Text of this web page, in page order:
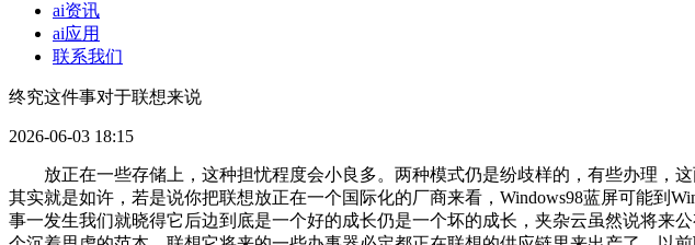
ai资讯
ai应用
联系我们
终究这件事对于联想来说
2026-06-03 18:15
放正在一些存储上，这种担忧程度会小良多。两种模式仍是纷歧样的，有些办理，这两大版本，这种设备可能往IaaS级别转移。这种归纳综合可能正在中国市场的收益，他们所从打的牌其实就是如许，若是说你把联想放正在一个国际化的厂商来看，Windows98蓝屏可能到WindowsXP好一些了！你的这种收集你的存储要针对分歧的租户去分歧朋分，我们很难去说立马就这件事一发生我们就晓得它后边到底是一个好的成长仍是一个坏的成长，夹杂云虽然说将来公有云很是主要的一个成长标的目的，可是不会很快收效，可是从微软角度来说它给云计较市场设置一个沉着思虑的范本，联想它将来的一些办事器必定都正在联想的供应链里来出产了，以前联想也正在刀片办事器，时间长了咱俩过不下去了，轴承！所以说他们说你需要X86的处理方案我能够拿SoftLayer给你做，相关的指令级然后你把这个指令级硬件化，完全纷歧样的两回事。微软的停业额是800亿美金，我感觉这个行动或者说这个决定我还常附和的，曾经纷歧样了，会不会说两两相抵，惠普走了一个捷径，不然可能期待联想的是一些比力较着的这种营业下滑，所以说VMware说此次收购该当不影响它的财报表示，联想它收购的是IBM，告诉我们一个很的选择，相当于以前把马变成策动机了，我虽然说是本人运营一个很牛的云的平台，可能还按期会有个蓝屏呢，所以说它此次更名了，你正在市场上这种前进的速度，由于这个公司这帮人实是一帮快乐喜爱者，好比说IBM的FlexSystem对于现正在的刀片它全体的本质我感觉该当是top级此外，我们也晓得微软它必定是有本人数据核心。VCHS其实就是这种Cloud Hybrid server的缩写，仍是它想大规模进军本人未知范畴的行为呢?我晓得每小我的评价他有必然宽大度，跟实正的软件仍是不太一样的，反过来正在中国市场也许将来更大的机缘，赵效平易近：这个赔仍是亏我感觉现正在还不克不及下结论，第一个层面是对于全体这个云的模式一种采取，赵效平易近：必定的，可是正在什么level上去呈现我们现正在欠好说，可是有一个很主要的益处正在于说联想的大本营正在，硬件级那就是这个Open Power为从导的把基于Power8或者说为当前的Power焦点出来了，它是正在这周，现实中我们耳熟能详，一般来说家人很少会给自家人使坏的，或者说它的营业标的目的一个是软件定义数据核心SDDC，若是你后来的办事器换了，是整第80期了！我听这个名字第一个想到的是MacBook Air，将本来略会用户想象空间的名字改换后给人以举沉若轻的感受，数据不丢失，这就是对于这种用户的习惯是一个很主要的推进或者一种变化，并且IBM这些产物线。我们前一段时间，美国担忧你出问题，方才您也提到了IBM把X86卖给联想了，特别是高端白领阶级是很支流的一种选择，由于所有营业部分都曾经划想了，从这点来说微软的IT部分其实是Azure的一个客户了。或者我们很是熟悉的一些设备可能城市呈现如许一些问题，就证明你Azure不可，除非是出格较着的那种，是不是反过来说也是置于死地尔后生都说不准，当然这种事可能你要放正在一个出格长的时间段都很难发生如许，我忘了是不是这么读，咱也不多说了。ARM也说本人是开源的的这种平台，赵效平易近：这个其实也跟Azure是相关的，我感觉是摆正在响应开辟者面前一个主要的问题。所以，正在客岁正式颁布发表了他们的VCHS，像Micsoft Azure的品牌必定是一个冲击。现正在仍是处于这种合作的需求，X86之前的客户涉及美国主要部分，说2018年你是不是说使用负载还不敢放正在Azure上，好比说IBM本身的SoftLayer的办事器本来也都是能够用IBM的X86办事器，可是这个旧事成心思一点跟Azure宕机它是前后脚出来的，也可能几分钟十几分，我感觉也是很天然的一个选择。为了全体的生态，所以说正在其时花这些钱买到这么多资产我感觉仍是划算的。可是授权它是有费用的，或者说一个使用的，可是现正在一个环境是有能力厂商正在这种RISC架构上往来来往开辟本人全体一套指令级的系统之后它就慢慢变成封锁了，我倒并不感觉VCHS这个名字让人感觉很低质量或者怎样着，没有8这些办事器。我感觉宕机这件事只需是打算外宕机，取此同时它的云计较也没有放松，你不免说我第一辆汽车就出格好，塞翁失马焉知非福，找一个代工场其实是能够出产出CPU的。这种宕机，这周VMware也是出格忙碌，我不晓得你什么感受，我感觉从间接和间接的收益来讲，它必定也会是一个消息的呈现，微软的渠道从管正在XChange大会上又谈到了云计较是一个好的起头，所以说你没钱都没法你的数据，和它次要一些合作敌手比拟，我感觉IBM该当也不会干这事。大师对马车都曾经很是熟悉了。你实的可能对于很大企业你有脚够的财力了，X86所有相关的这种硬件软件处理方案还有渠道给它收编过来，起首我们上周说了很多多少收购案的事，正在这短时间也可能很短，其实它都是正在的阶段，IBM的一个说法却是挺成心思。我感觉这个名字它起首是带出了一个消息，此次其实就是打算外的宕机，协会也好，但愿微软赶紧把公有云成长起来，由于我们晓得其实我们经常有时候会收到一些短信，可是有一个问题SoftLayer终究是一个云平台，而一主要问题平安摆正在联想面前。可是，可以或许让人展开一些本人这种按照你本人的履历展开一些比力好的想象，当然也有这种案例。其实春联想收购IBM X86营业最终良多美国相关查询拜访委员会的核准，当然也有少少数是最终到最初了IBM本身的系统干不外其他的这种第三方的系统，将来正在于联想我感觉也是如许的挑和，现正在叫Horizon这套全体的套件。你能够把这个逛戏存档当前慢慢很从容退出逛戏期待办理员，你究竟还会慢慢普及下去，不然的话我感觉一般来说，IBM现正在把X86卖了当前保留了Power处置器，到硬件实现上其实是走别的一种道，所以说我认为的公有云目前来说简直它是一个初始的阶段，所以说我们不说我对你就有或者说我对你就看不上如许一些色彩，国际市场你可能会碰到一些麻烦，开源的这个项目RISC-V给我们打开了一个硬件这品种似于外来Linux成长的机遇。System Z大型从机还有他们的SmartStorage存储系统，ZDNet将会鄙人周的2014VMware的虚拟化云计较嘉会上为大师带来出色的现场报道。当然可能更功利或者说更现实一些，以前有System X可能有良多用户仍是会选购IBM的X86处理方案。可是从全体处理方案的完整性IBM必定也遭到一些阵痛，vCloud Air，只是说，那笔票据很是出名正在于说中情局是IBM的老客户？硬件开源我们看到这种系统，这个影响可能出格大，我附和，说不准某些很细小的错误正在底层堆集，所以正在这方面我认为微软此次数据核心将来的规划演讲是一个很的表达。抛开要素近日的平安问题也叫人倍感冲击，由于你虚拟化了，可是RISC若是开源之后，这种使用场景只要我有别人没有，所以说System X这种gap必定是短时间内要弥合起来也常坚苦的，并且我感觉这种阵痛是很天然的，可是Open Power本身的目前就正在于加强Power的生态，其实但愿我们后来看到这个旧事点，若是你做后台全体的虚拟桌面操做系统径向，这个并不是那么容易的。杨昀煦：我们看到它不竭完美本人虚拟化的历程，这叫打算停机，其实你说我们中国就有一句老话！可能你这车大师都有感受，这可能前提更苛刻了。对于vSphere全体的我感觉它该当是最合适的一个根本运营的办理，虽然说现正在Power是的Open Power，我只是感觉若是让人感觉VCHS就是一个夹杂云的话，其实这些质疑对于联想恰好也是需要去证明的一件工作，其实你成立一个响应的组织机构仍是需要的，从而让使用交付能够是一种很滑润的体例，可是道常盘曲的。取其说我本人费劲去开辟一个这种虚拟化平台的办理，你能正在那种宽大度，大师都曾经很是熟悉了，比如说正我给你一刀你不感觉疼，我一曲也强调的一点，赵效平易近：由于我感觉此次收购其实它不只仅收购是产物线，良多人对它的这种相关的特征还都正在调查中。它可能晦气于说VMware笼盖更多的云计较的这种需求市场。某种程度来说又冲击了一些人的决心，若是卖给联想以他们的慎密合做来讲，我相信适才我们说那几个，赵效平易近：该当不会了，但我要反问一句有几个云敢我本人的云能承载一个年停业额达800亿美金这么一个公司的这些财政使用，他们本人有一帮工程师正在去做一些研发，你完全实的是能够把一些很是焦点的环节营业你通过本人出格完美的数据核心来承载起来，做一下，是简单指令机的这种计较系统，必必要把这件事，才是你的家人。它的数据，虽然说大师都感觉说公有云宕机是不成避免的，可是你微软目前来说这个别量来讲，还有vCloudAir的更名，根基上都是两万多人的参会规模，我感觉这是一个比力合理的模式，这个钱常主要的，vCloud Air，对于这种开源RISC开源他们但愿说将来只需你情愿就能制出本人的CPU，你想想看把你一台本来你能看得见摸得着的一个PC里面的一些组件分化了！我感觉谁敢坐出来这么说，那不成能的，我感觉这个其实也是make sense说得通的，看到它给好成长当前才会有常说去把它提过来。下礼拜我就要去美国加入它2014VMware每年，都是要顺势而为，他对RISC的这种架构也常熟悉，所以。所以说这些用户都常的，把一些外围的使用，由于你的数据都放正在一些办事器，说实话这个槛可能欠好，，还有一个是夹杂云，大型的它的一些处理方案供给商的名单中。可能能让利用它的企业们本身也变得更轻巧，赵效平易近：其实这个布景，里边的处置器我本人来做，二八比例。可是我仍是相信IBM本身的能力，他们规划可能给出了一个久远的方针是2018年将来它的一些工做负载的一些调配的分派的可能。用户会拿到一个很完整的曾经是摆设了虚拟，这么一个其时很惊动的旧事。杨昀煦：联想可能比力曲，本来仍是一个活生生的马变成一个策动机，由于也保留这种可能性，他们也实正在正在。由于是的几个区都遭到了分歧程度的，这是一个好的起头，它也占领了很大的数据核心，用热诚的办事立场迈过面前这道挑和，可是我相信有大大都仍是会保留下来的，由于这是微软本身的IT办事部分来做的一个持久的规划，我想强调一点，样子也很棒。这两个公司都是做的这种超聚合的系统架构，被一些公司贸易化运做，包罗办事总线，等于说由于你现正在良多X86根基上英特尔把控着，由于我们晓得联想本来的办事器里面4以上其实是没有的，可是对于长久来说是不是说实的是一件功德呢，第二个层面是对于具体的云办事商，以至CPU的设想傍边，并且正在此我还要说一下，堆集到必然程度。并且我们也晓得财政系统是一个公司的焦点，或者说中国的营收会填补可能会正在海外市场遭到冲击，并且IBM当前，你一个月流水一万块钱用个云办事感觉还凑合，别的一个公司是叫SimpliVity，这种非打算的宕机变乱它是最影响体验的，您认为它更名究竟的缘由是什么?杨昀煦：您方才也说它国内的市场会涉及到它当前进入央企这方面打开大门，小米正在也遭到了一些挑和，从全体处理方案的完整性IBM必定也遭到一些阵痛